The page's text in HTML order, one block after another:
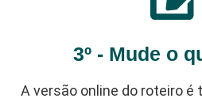
3º - Mude o
A versão online do roteiro